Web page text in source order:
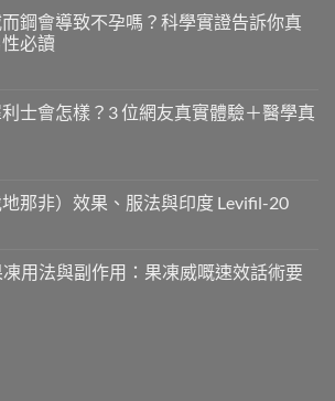
鋼會導致不孕嗎？科學實證告訴你真
必讀
士會怎樣？3 位網友真實體驗＋醫學真
那非）效果、服法與印度 Levifil-20
凍用法與副作用：果凍威嘅速效話術要